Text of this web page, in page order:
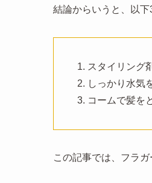
結論からいうと、以下
スタイリング
しっかり水気
コームで髪を
この記事では、フラ